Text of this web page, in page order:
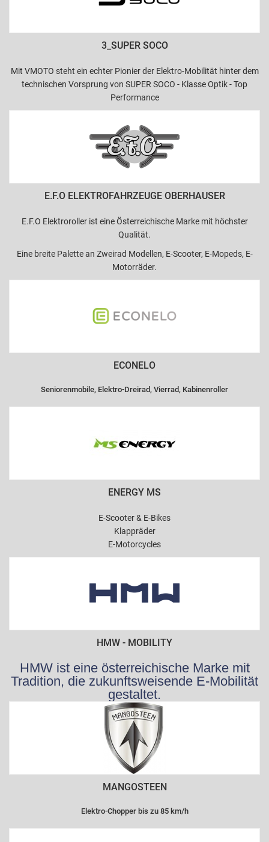
3_SUPER SOCO
Mit VMOTO steht ein echter Pionier der Elektro-Mobilität hinter dem
technischen Vorsprung von SUPER SOCO - Klasse Optik - Top
Performance
E.F.O ELEKTROFAHRZEUGE OBERHAUSER
E.F.O Elektroroller ist eine Österreichische Marke mit höchster
Qualität.
Eine breite Palette an Zweirad Modellen, E-Scooter, E-Mopeds, E-
Motorräder.
ECONELO
Seniorenmobile, Elektro-Dreirad, Vierrad, Kabinenroller
ENERGY MS
E-Scooter & E-Bikes
Klappräder
E-Motorcycles
HMW - MOBILITY
HMW ist eine österreichische Marke mit
Tradition, die zukunftsweisende E-Mobilität
gestaltet.
MANGOSTEEN
Elektro-Chopper bis zu 85 km/h